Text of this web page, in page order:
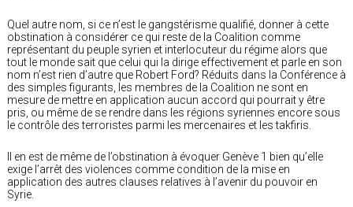
Quel autre nom, si ce n’est le gangstérisme qualifié, donner à cette
obstination à considérer ce qui reste de la Coalition comme
représentant du peuple syrien et interlocuteur du régime alors que
tout le monde sait que celui qui la dirige effectivement et parle en son
nom n’est rien d’autre que Robert Ford? Réduits dans la Conférence à
des simples figurants, les membres de la Coalition ne sont en
mesure de mettre en application aucun accord qui pourrait y être
pris, ou même de se rendre dans les régions syriennes encore sous
le contrôle des terroristes parmi les mercenaires et les takfiris.
Il en est de même de l’obstination à évoquer Genève 1 bien qu’elle
exige l’arrêt des violences comme condition de la mise en
application des autres clauses relatives à l’avenir du pouvoir en
Syrie.